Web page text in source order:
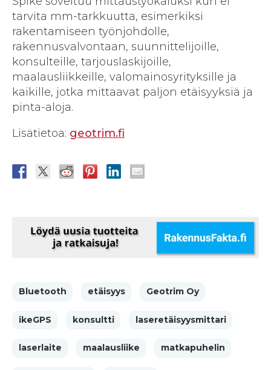
tarvita mm-tarkkuutta, esimerkiksi
rakentamiseen työnjohdolle,
rakennusvalvontaan, suunnittelijoille,
konsulteille, tarjouslaskijoille,
maalausliikkeille, valomainosyrityksille ja
kaikille, jotka mittaavat paljon etäisyyksiä ja
pinta-aloja.
Lisätietoa: geotrim.fi
Bluetooth etäisyys Geotrim Oy
ikeGPS konsultti laseretäisyysmittari
laserlaite maalausliike matkapuhelin